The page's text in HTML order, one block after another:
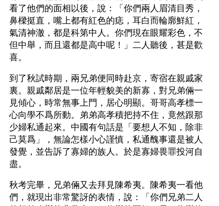
看了他們的面相以後，說：「你們兩人眉清目秀，
鼻樑挺直，嘴上都有紅色的痣，耳白而輪廓鮮紅，
氣清神澈，都是科第中人。你們現在眼耀彩色，不
但中舉，而且還都是高中呢！」二人聽後，甚是歡
喜。
到了秋試時期，兩兄弟便同時赴京，寄宿在親戚家
裏。親戚鄰居是一位年輕貌美的新寡，對兄弟倆一
見傾心，時常無事上門，居心明顯。哥哥高孝標一
心向學不爲所動。弟弟高孝積把持不住，竟然跟那
少婦私通起來。中國有句話是「要想人不知，除非
己莫爲」，無論怎樣小心謹慎，私通醜事還是被人
發覺，並告訴了寡婦的族人。於是寡婦畏罪投河自
盡。
秋考完畢，兄弟倆又去拜見陳希夷。陳希夷一看他
們，就現出非常驚訝的表情，說：「你們兄弟二人